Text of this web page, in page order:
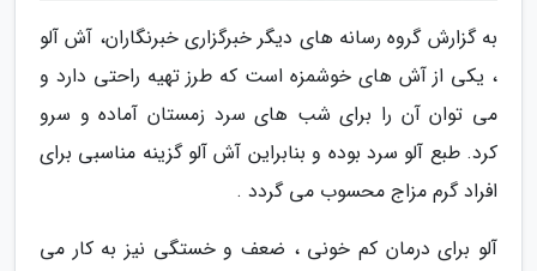
به گزارش گروه رسانه های دیگر خبرگزاری خبرنگاران، آش آلو
، یکی از آش های خوشمزه است که طرز تهیه راحتی دارد و
می توان آن را برای شب های سرد زمستان آماده و سرو
کرد. طبع آلو سرد بوده و بنابراین آش آلو گزینه مناسبی برای
افراد گرم مزاج محسوب می گردد .
آلو برای درمان کم خونی ، ضعف و خستگی نیز به کار می